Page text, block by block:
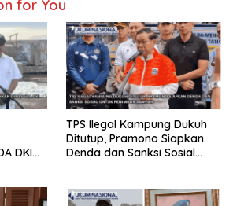
for You
DKI
TPS Ilegal Kampung Dukuh
Ditutup, Pramono Siapkan
Denda dan Sanksi Sosial